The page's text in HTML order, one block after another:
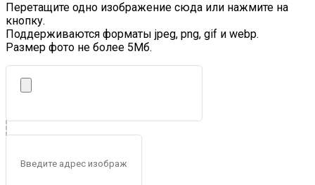
Перетащите одно изображение сюда или нажмите на
кнопку.
Поддерживаются форматы jpeg, png, gif и webp.
Размер фото не более 5Mб.